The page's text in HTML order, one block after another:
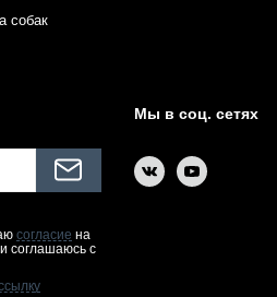
собак
согласие на
соглашаюсь с
Мы в соц. сетях